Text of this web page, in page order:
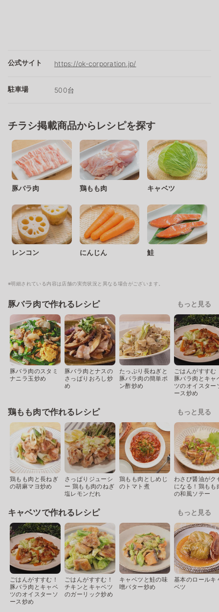
公式サイト https://ok-corporation.jp/
駐車場 500台
チラシ掲載商品からレシピを探す
豚バラ肉 鶏もも肉 キャベツ
レンコン にんじん 鮭
※明細されている内容は店舗の実売状況と異なる場合がございます。
豚バラ肉で作れるレシピ もっと見る
豚バラ肉のスタミ
ナニラ玉炒め
豚バラ肉とナスの
さっぱりおろし炒
め
たっぷり長ねぎと
豚バラ肉の簡単ポ
ン酢炒め
ごはんがすすむ
豚バラ肉とキャ
ツのオイスター
ース炒め
鶏もも肉で作れるレシピ もっと見る
鶏もも肉と長ねぎ
の胡麻マヨ炒め
さっぱりジューシ
ー 鶏もも肉のねぎ
塩レモンだれ
鶏もも肉としめじ
のトマト煮
わさび醤油がク
になる！鶏もも
の和風ソテー
キャベツで作れるレシピ もっと見る
ごはんがすすむ！
豚バラ肉とキャベ
ツのオイスターソ
ース炒め
ごはんがすすむ！
チキンとキャベツ
のガーリック炒め
キャベツと鮭の味
噌バター炒め
基本のロールキ
ベツ